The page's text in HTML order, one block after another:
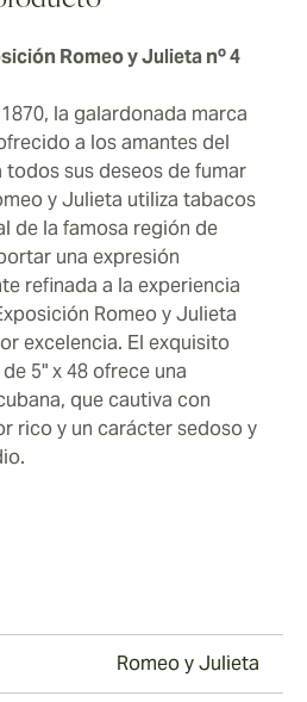
Romeo y Julieta nº 4
la galardonada marca
a los amantes del
sus deseos de fumar
y Julieta utiliza tabacos
de la famosa región de
una expresión
refinada a la experiencia
Romeo y Julieta
excelencia. El exquisito
5" x 48 ofrece una
que cautiva con
rico y un carácter sedoso y
Romeo y Julieta